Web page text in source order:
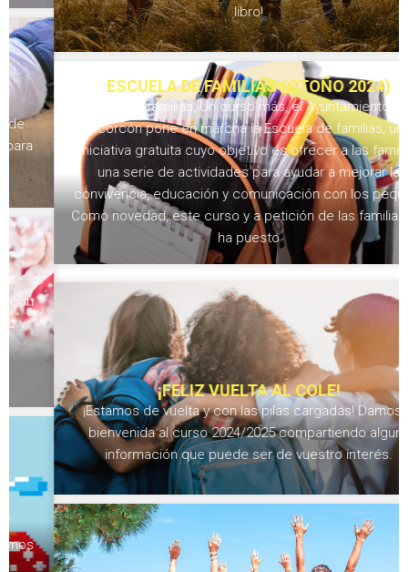
libro!
ESCUELA DE FAMILIAS (OTOÑO 2024)
Queridas familias, Un curso más, el Ayuntamiento de
Alcorcón pone en marcha la Escuela de familias, una
iniciativa gratuita cuyo objetivo es ofrecer a las familias
una serie de actividades para ayudar a mejorar la
convivencia, educación y comunicación con los peques.
Como novedad, este curso y a petición de las familias, se
ha puesto
¡FELIZ VUELTA AL COLE!
¡Estamos de vuelta y con las pilas cargadas! Damos la
bienvenida al curso 2024/2025 compartiendo alguna
información que puede ser de vuestro interés.